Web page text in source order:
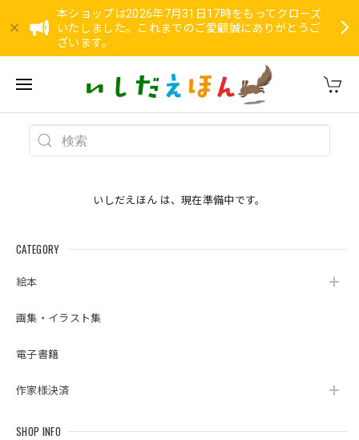
本ショップは2026年7月31日17時をもってクローズ
いたしました。これまでのご愛顧誠にありがとうご
ざいます。
CATEGORY
絵本
画集・イラスト集
電子書籍
作家様決済
SHOP INFO
いしだえほん は、現在準備中です。